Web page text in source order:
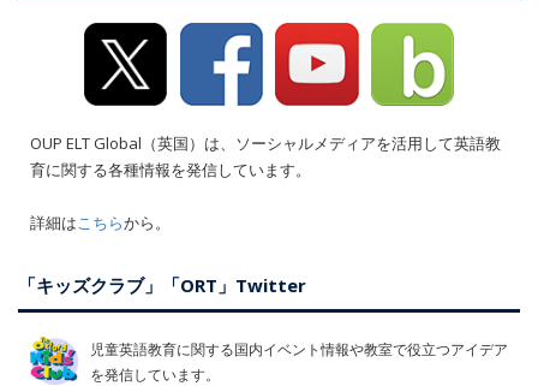
OUP ELT Global（英国）は、ソーシャルメディアを活用して英語教
育に関する各種情報を発信しています。
詳細はこちらから。
「キッズクラブ」「ORT」Twitter
児童英語教育に関する国内イベント情報や教室で役立つアイデア
を発信しています。